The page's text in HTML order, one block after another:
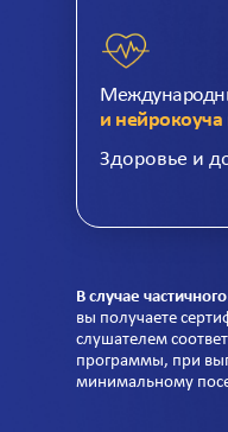
В случае
вы получаете
слушателем
программы, при
минимальному
Здоровье и
и